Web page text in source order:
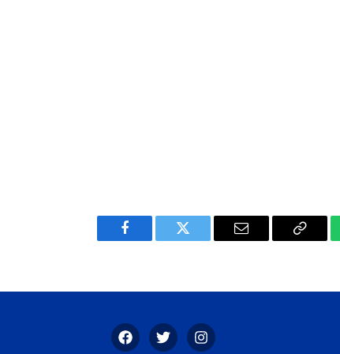
Facebook Twitter Email
Copy